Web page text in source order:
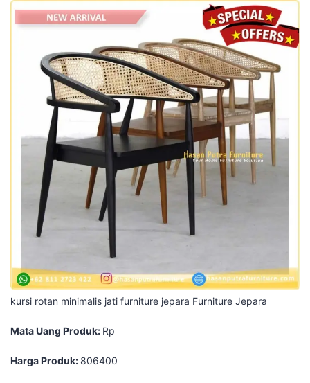
kursi rotan minimalis jati furniture jepara Furniture Jepara
Mata Uang Produk: Rp
Harga Produk: 806400